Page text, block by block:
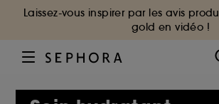
Laissez-vous inspirer par les avis
gold en vidéo !